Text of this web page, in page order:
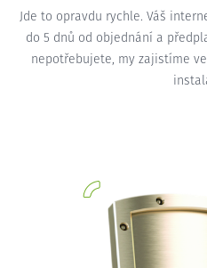
Jde to opravdu rychle. Váš
do 5 dnů od objednání a
nepotřebujete, my zajistíme